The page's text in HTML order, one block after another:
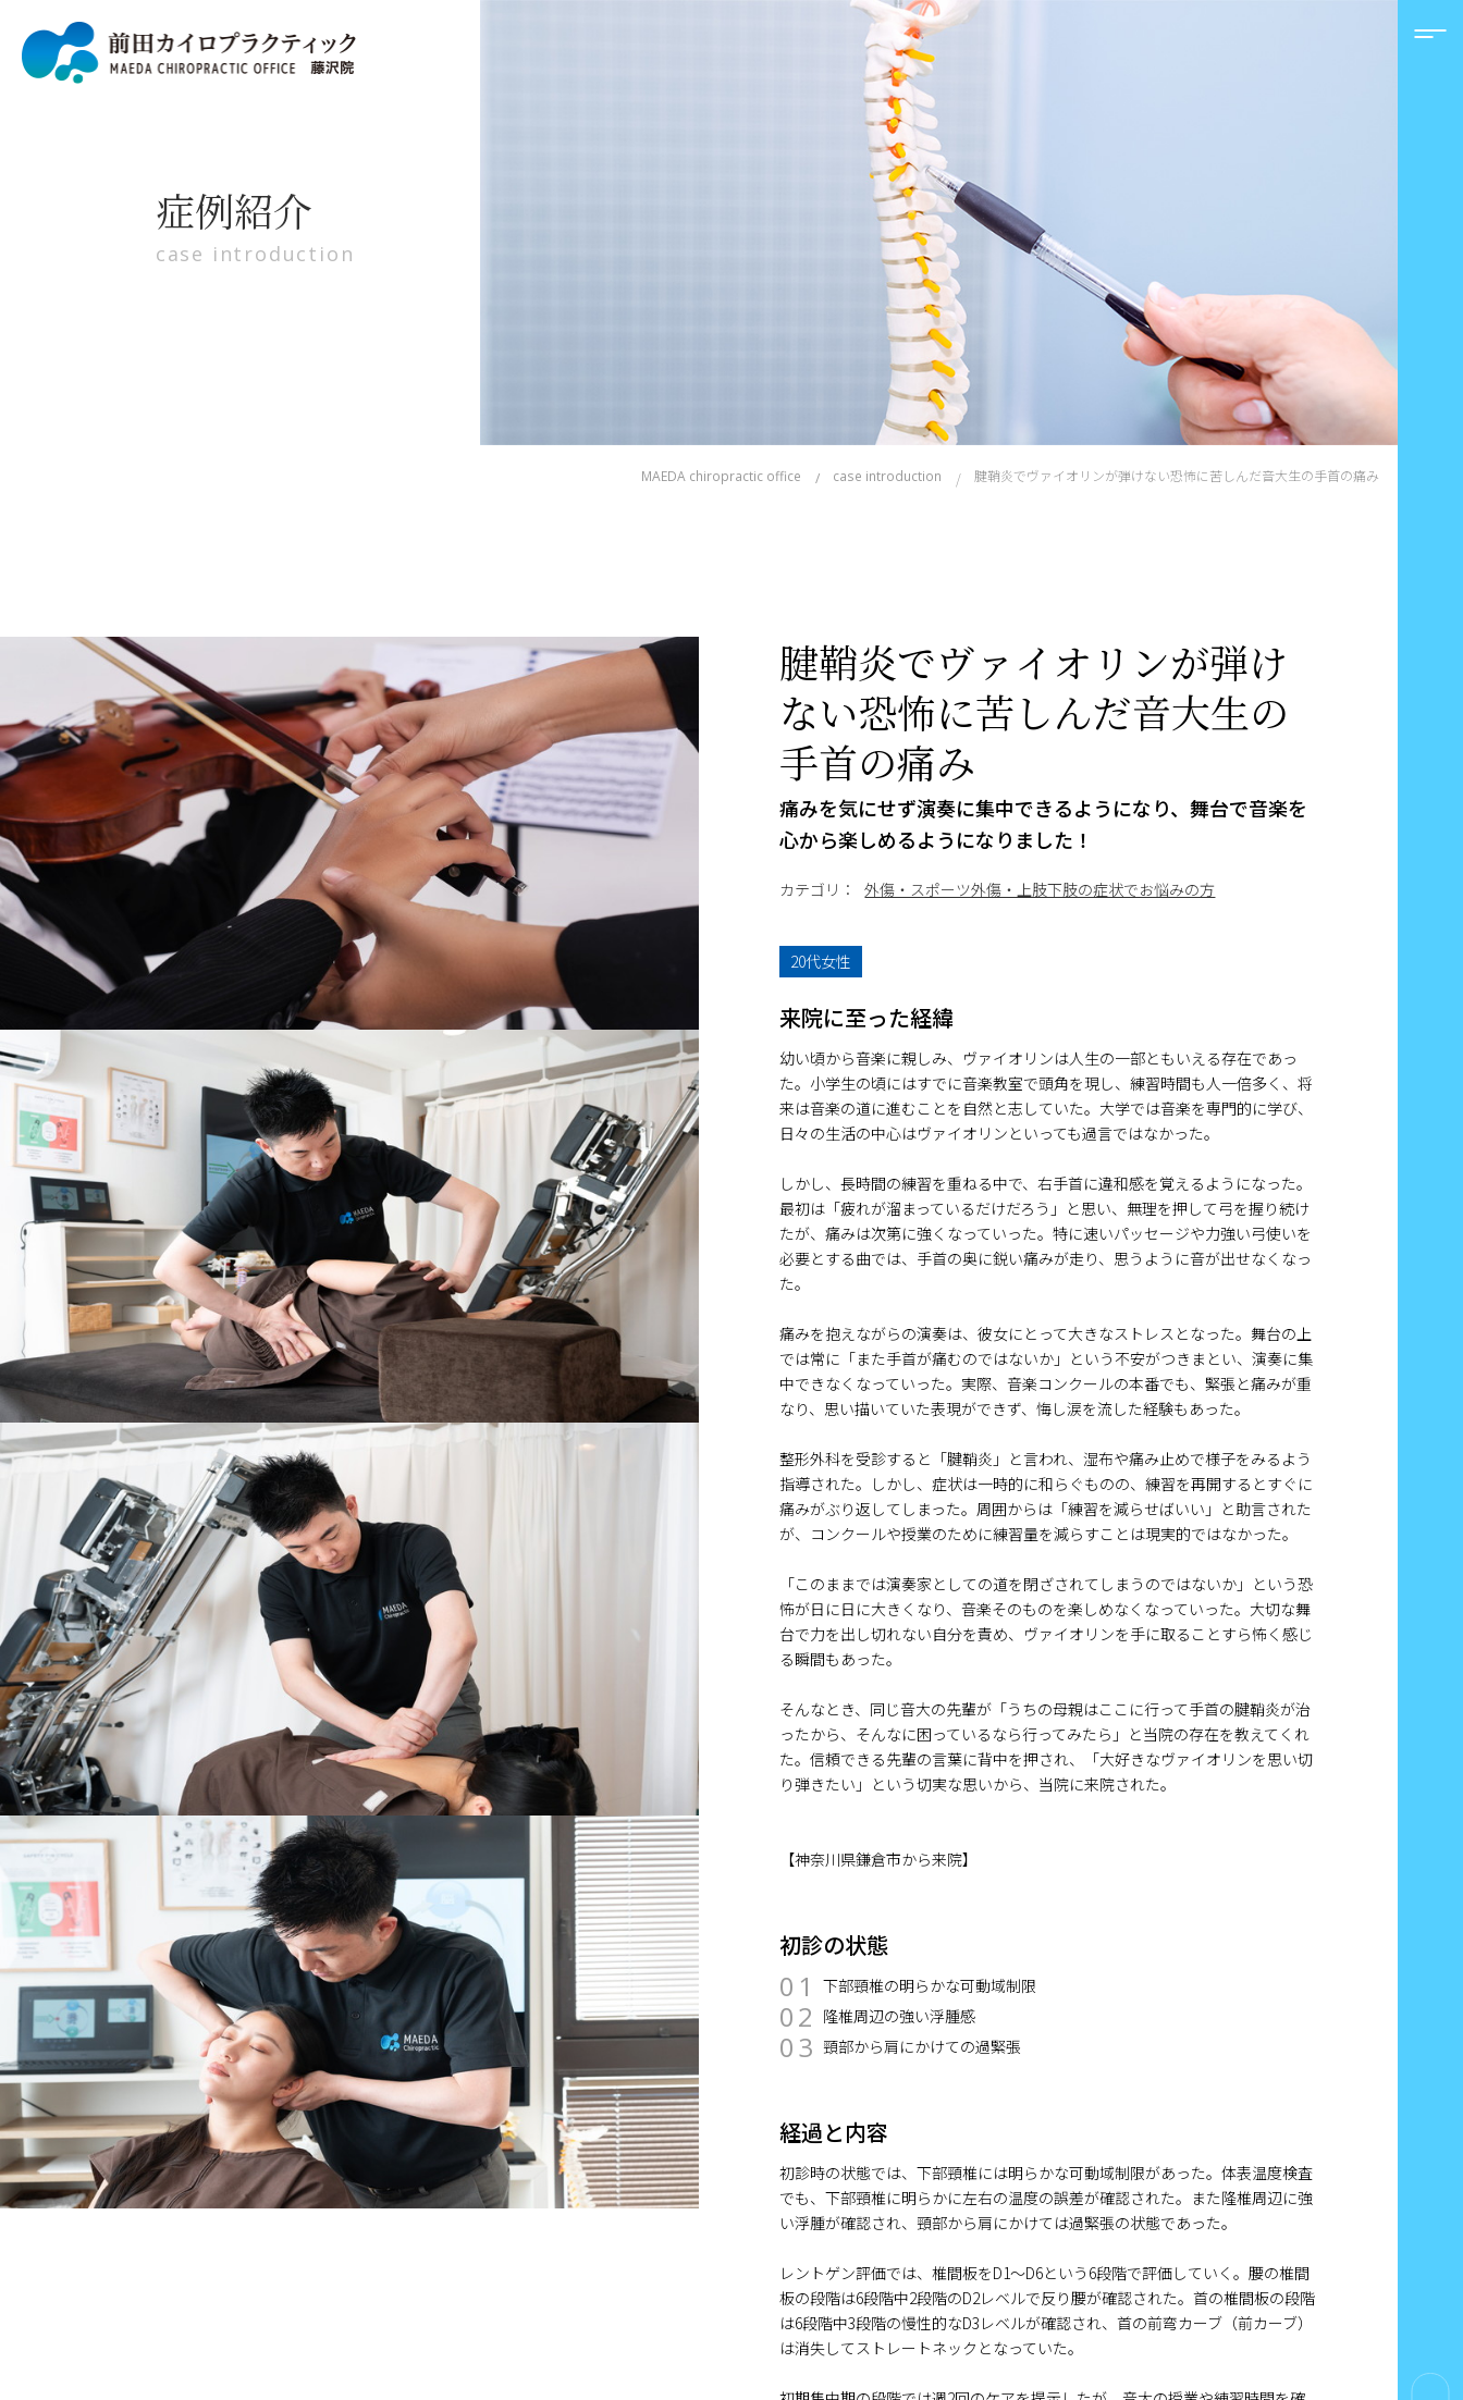
症例紹介
case introduction
MAEDA chiropractic office case introduction 腱鞘炎でヴァイオリンが弾けない恐怖に苦しんだ音大生の手首の痛み
腱鞘炎でヴァイオリンが弾け
ない恐怖に苦しんだ音大生の
手首の痛み
痛みを気にせず演奏に集中できるようになり、舞台で音楽を
心から楽しめるようになりました！
カテゴリ： 外傷・スポーツ外傷・上肢下肢の症状でお悩みの方
20代女性
来院に至った経緯
幼い頃から音楽に親しみ、ヴァイオリンは人生の一部ともいえる存在であっ
た。小学生の頃にはすでに音楽教室で頭角を現し、練習時間も人一倍多く、将
来は音楽の道に進むことを自然と志していた。大学では音楽を専門的に学び、
日々の生活の中心はヴァイオリンといっても過言ではなかった。
しかし、長時間の練習を重ねる中で、右手首に違和感を覚えるようになった。
最初は「疲れが溜まっているだけだろう」と思い、無理を押して弓を握り続け
たが、痛みは次第に強くなっていった。特に速いパッセージや力強い弓使いを
必要とする曲では、手首の奥に鋭い痛みが走り、思うように音が出せなくなっ
た。
痛みを抱えながらの演奏は、彼女にとって大きなストレスとなった。舞台の上
では常に「また手首が痛むのではないか」という不安がつきまとい、演奏に集
中できなくなっていった。実際、音楽コンクールの本番でも、緊張と痛みが重
なり、思い描いていた表現ができず、悔し涙を流した経験もあった。
整形外科を受診すると「腱鞘炎」と言われ、湿布や痛み止めで様子をみるよう
指導された。しかし、症状は一時的に和らぐものの、練習を再開するとすぐに
痛みがぶり返してしまった。周囲からは「練習を減らせばいい」と助言された
が、コンクールや授業のために練習量を減らすことは現実的ではなかった。
「このままでは演奏家としての道を閉ざされてしまうのではないか」という恐
怖が日に日に大きくなり、音楽そのものを楽しめなくなっていった。大切な舞
台で力を出し切れない自分を責め、ヴァイオリンを手に取ることすら怖く感じ
る瞬間もあった。
そんなとき、同じ音大の先輩が「うちの母親はここに行って手首の腱鞘炎が治
ったから、そんなに困っているなら行ってみたら」と当院の存在を教えてくれ
た。信頼できる先輩の言葉に背中を押され、「大好きなヴァイオリンを思い切
り弾きたい」という切実な思いから、当院に来院された。
【神奈川県鎌倉市から来院】
初診の状態
01 下部頸椎の明らかな可動域制限
02 隆椎周辺の強い浮腫感
03 頸部から肩にかけての過緊張
経過と内容
初診時の状態では、下部頸椎には明らかな可動域制限があった。体表温度検査
でも、下部頸椎に明らかに左右の温度の誤差が確認された。また隆椎周辺に強
い浮腫が確認され、頸部から肩にかけては過緊張の状態であった。
レントゲン評価では、椎間板をD1～D6という6段階で評価していく。腰の椎間
板の段階は6段階中2段階のD2レベルで反り腰が確認された。首の椎間板の段階
は6段階中3段階の慢性的なD3レベルが確認され、首の前弯カーブ（前カーブ）
は消失してストレートネックとなっていた。